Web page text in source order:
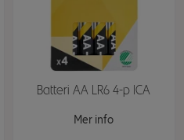
Batteri AA LR6 4-p ICA
Mer info